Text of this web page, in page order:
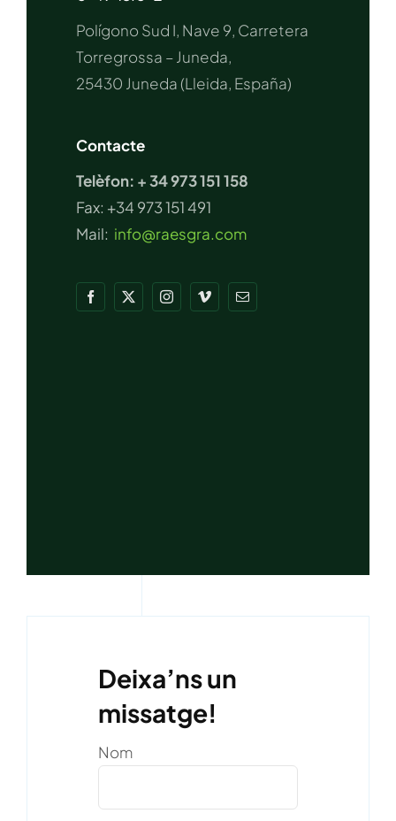
Polígono Sud I, Nave 9, Carretera
Torregrossa – Juneda,
25430 Juneda (Lleida, España)
Contacte
Telèfon: + 34 973 151 158
Fax: +34 973 151 491
Mail: info@raesgra.com
Deixa’ns un
missatge!
Nom